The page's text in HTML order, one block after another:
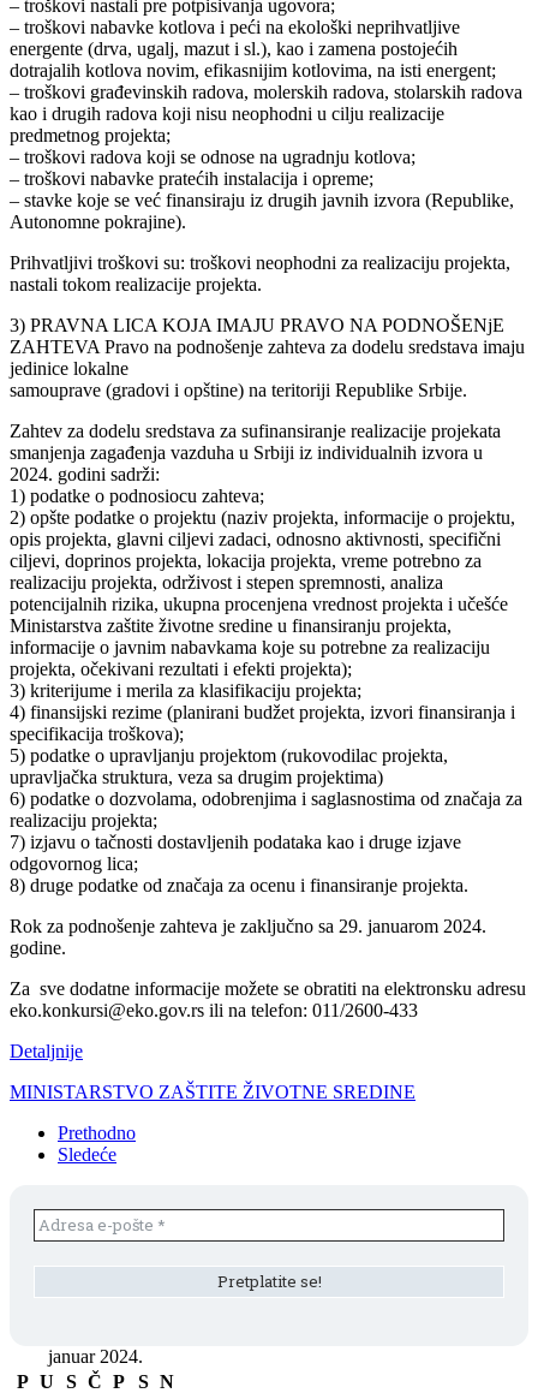
– troškovi nastali pre potpisivanja ugovora;
– troškovi nabavke kotlova i peći na ekološki neprihvatljive
energente (drva, ugalj, mazut i sl.), kao i zamena postojećih
dotrajalih kotlova novim, efikasnijim kotlovima, na isti energent;
– troškovi građevinskih radova, molerskih radova, stolarskih radova
kao i drugih radova koji nisu neophodni u cilju realizacije
predmetnog projekta;
– troškovi radova koji se odnose na ugradnju kotlova;
– troškovi nabavke pratećih instalacija i opreme;
– stavke koje se već finansiraju iz drugih javnih izvora (Republike,
Autonomne pokrajine).
Prihvatljivi troškovi su: troškovi neophodni za realizaciju projekta,
nastali tokom realizacije projekta.
3) PRAVNA LICA KOJA IMAJU PRAVO NA PODNOŠENjE
ZAHTEVA Pravo na podnošenje zahteva za dodelu sredstava imaju
jedinice lokalne
samouprave (gradovi i opštine) na teritoriji Republike Srbije.
Zahtev za dodelu sredstava za sufinansiranje realizacije projekata
smanjenja zagađenja vazduha u Srbiji iz individualnih izvora u
2024. godini sadrži:
1) podatke o podnosiocu zahteva;
2) opšte podatke o projektu (naziv projekta, informacije o projektu,
opis projekta, glavni ciljevi zadaci, odnosno aktivnosti, specifični
ciljevi, doprinos projekta, lokacija projekta, vreme potrebno za
realizaciju projekta, održivost i stepen spremnosti, analiza
potencijalnih rizika, ukupna procenjena vrednost projekta i učešće
Ministarstva zaštite životne sredine u finansiranju projekta,
informacije o javnim nabavkama koje su potrebne za realizaciju
projekta, očekivani rezultati i efekti projekta);
3) kriterijume i merila za klasifikaciju projekta;
4) finansijski rezime (planirani budžet projekta, izvori finansiranja i
specifikacija troškova);
5) podatke o upravljanju projektom (rukovodilac projekta,
upravljačka struktura, veza sa drugim projektima)
6) podatke o dozvolama, odobrenjima i saglasnostima od značaja za
realizaciju projekta;
7) izjavu o tačnosti dostavljenih podataka kao i druge izjave
odgovornog lica;
8) druge podatke od značaja za ocenu i finansiranje projekta.
Rok za podnošenje zahteva je zaključno sa 29. januarom 2024.
godine.
Za sve dodatne informacije možete se obratiti na elektronsku adresu
eko.konkursi@eko.gov.rs ili na telefon: 011/2600-433
Detaljnije
MINISTARSTVO ZAŠTITE ŽIVOTNE SREDINE
Prethodno
Sledeće
januar 2024.
P U S Č P S N